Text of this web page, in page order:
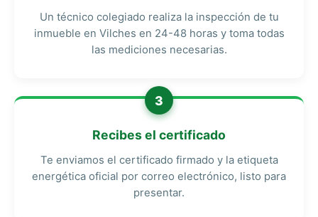
Un técnico colegiado realiza la inspección de tu
inmueble en Vilches en 24-48 horas y toma todas
las mediciones necesarias.
3
Recibes el certificado
Te enviamos el certificado firmado y la etiqueta
energética oficial por correo electrónico, listo para
presentar.